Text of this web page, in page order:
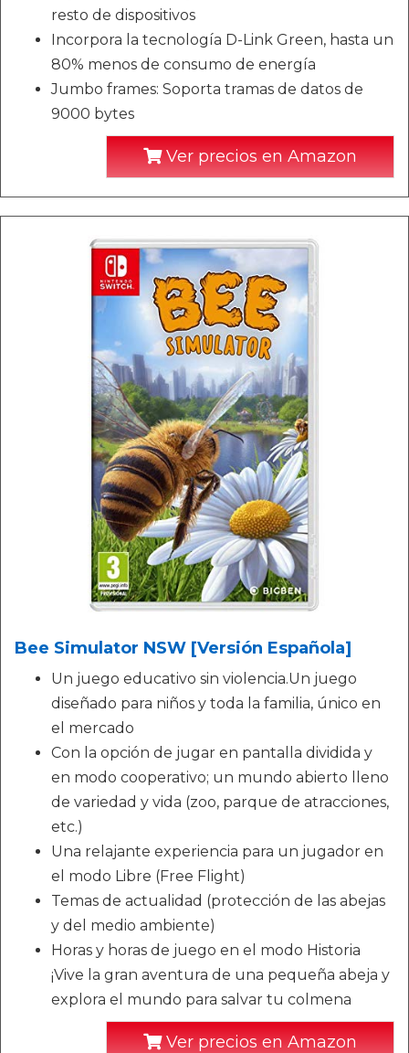
resto de dispositivos
Incorpora la tecnología D-Link Green, hasta un
80% menos de consumo de energía
Jumbo frames: Soporta tramas de datos de
9000 bytes
Ver precios en Amazon
Bee Simulator NSW [Versión Española]
Un juego educativo sin violencia.Un juego
diseñado para niños y toda la familia, único en
el mercado
Con la opción de jugar en pantalla dividida y
en modo cooperativo; un mundo abierto lleno
de variedad y vida (zoo, parque de atracciones,
etc.)
Una relajante experiencia para un jugador en
el modo Libre (Free Flight)
Temas de actualidad (protección de las abejas
y del medio ambiente)
Horas y horas de juego en el modo Historia
¡Vive la gran aventura de una pequeña abeja y
explora el mundo para salvar tu colmena
Ver precios en Amazon